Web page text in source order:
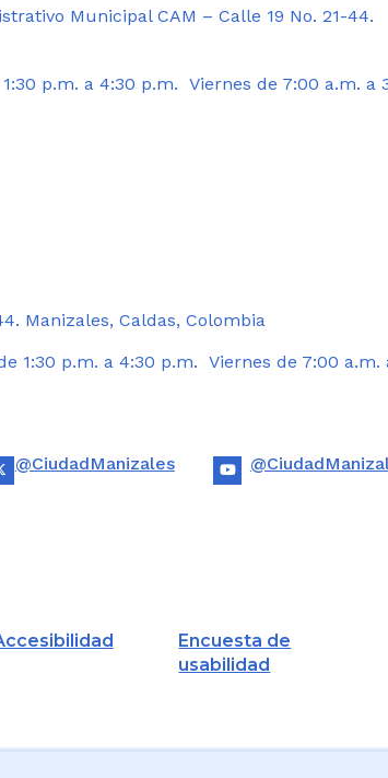
Municipal CAM – Calle 19 No. 21-44.
p.m. a 4:30 p.m. Viernes de 7:00 a.m. a
Manizales, Caldas, Colombia
1:30 p.m. a 4:30 p.m. Viernes de 7:00 a.m.
@CiudadManizales
Encuesta de
usabilidad